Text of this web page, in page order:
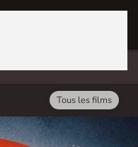
Tous les films